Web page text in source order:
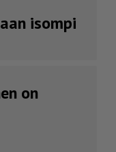
isompi
on